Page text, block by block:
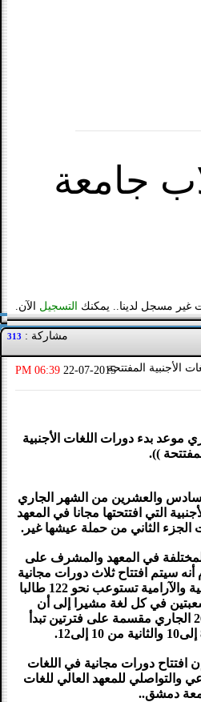
جامعة
غير مسجل لدينا.. يمكنك التسجيل الآن.
مشاركة : 313
22-07-2015
06:39 PM
دمشق.. 26 الجاري موعد بدء دورات اللغات الأجنبية
)).
والعشرين من الشهر الجاري
التي افتتحتها مجانا في المعهد
الجزء الثاني من حملة عيشها غير.
في المعهد والمشرف على
أنه سيتم افتتاح ثلاث دورات مجانية
في اللغات اليابانية والفارسية والآرامية تستوعب نحو 122 طالبا
في كل لغة مشيرا إلى أن
الدورات التي ستبدأ في 26 الجاري مقسمة على فترتين تبدأ
افتتاح دورات مجانية في اللغات
والتواصلي للمعهد العالي للغات
دمشق..